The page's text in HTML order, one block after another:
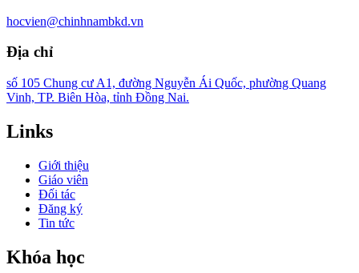
hocvien@chinhnambkd.vn
Địa chỉ
số 105 Chung cư A1, đường Nguyễn Ái Quốc, phường Quang
Vinh, TP. Biên Hòa, tỉnh Đồng Nai.
Links
Giới thiệu
Giáo viên
Đối tác
Đăng ký
Tin tức
Khóa học